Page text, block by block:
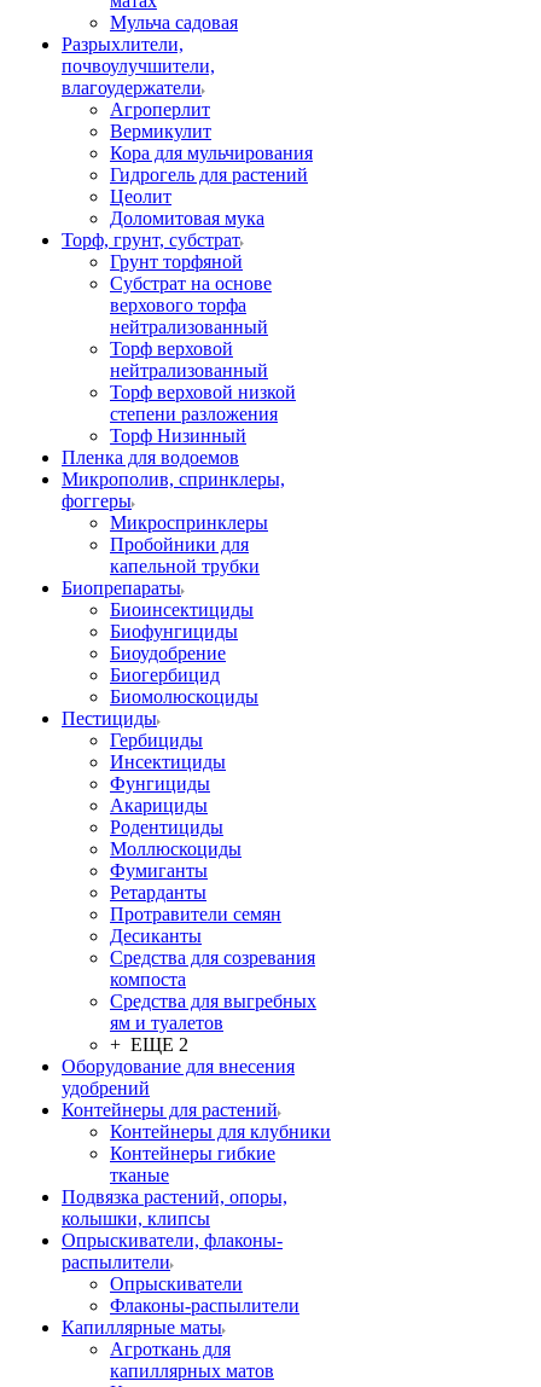
Мульча садовая
Разрыхлители,
почвоулучшители,
влагоудержатели
Агроперлит
Вермикулит
Кора для мульчирования
Гидрогель для растений
Цеолит
Доломитовая мука
Торф, грунт, субстрат
Грунт торфяной
Субстрат на основе
верхового торфа
нейтрализованный
Торф верховой
нейтрализованный
Торф верховой низкой
степени разложения
Торф Низинный
Пленка для водоемов
Микрополив, спринклеры,
фоггеры
Микроспринклеры
Пробойники для
капельной трубки
Биопрепараты
Биоинсектициды
Биофунгициды
Биоудобрение
Биогербицид
Биомолюскоциды
Пестициды
Гербициды
Инсектициды
Фунгициды
Акарициды
Родентициды
Моллюскоциды
Фумиганты
Ретарданты
Протравители семян
Десиканты
Средства для созревания
компоста
Средства для выгребных
ям и туалетов
+ ЕЩЕ 2
Оборудование для внесения
удобрений
Контейнеры для растений
Контейнеры для клубники
Контейнеры гибкие
тканые
Подвязка растений, опоры,
колышки, клипсы
Опрыскиватели, флаконы-
распылители
Опрыскиватели
Флаконы-распылители
Капиллярные маты
Агроткань для
капиллярных матов